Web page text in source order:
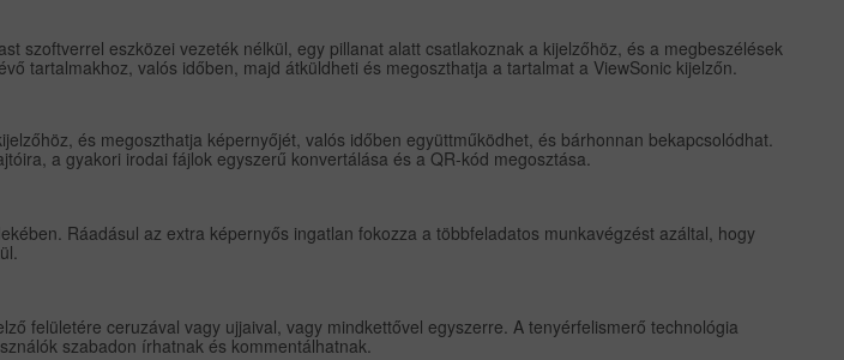
szoftverrel eszközei vezeték nélkül, egy pillanat alatt csatlakoznak a kijelzőhöz, és a megbeszélések
tartalmakhoz, valós időben, majd átküldheti és megoszthatja a tartalmat a ViewSonic kijelzőn.
és megoszthatja képernyőjét, valós időben együttműködhet, és bárhonnan bekapcsolódhat.
a gyakori irodai fájlok egyszerű konvertálása és a QR-kód megosztása.
Ráadásul az extra képernyős ingatlan fokozza a többfeladatos munkavégzést azáltal, hogy
felületére ceruzával vagy ujjaival, vagy mindkettővel egyszerre.A tenyérfelismerő technológia
szabadon írhatnak és kommentálhatnak.